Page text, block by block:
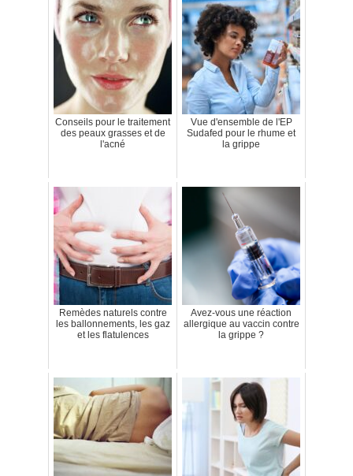
Conseils pour le traitement
des peaux grasses et de
l'acné
Vue d'ensemble de l'EP
Sudafed pour le rhume et
la grippe
Remèdes naturels contre
les ballonnements, les gaz
et les flatulences
Avez-vous une réaction
allergique au vaccin contre
la grippe ?